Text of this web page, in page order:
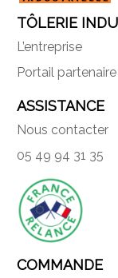
TÔLERIE
L’entreprise
Portail partenaire
ASSISTANCE
Nous contacter
05 49 94 31 35
COMMANDE